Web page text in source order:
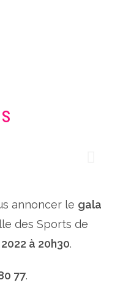
annoncer le gala
des Sports de
à 20h30.
77.